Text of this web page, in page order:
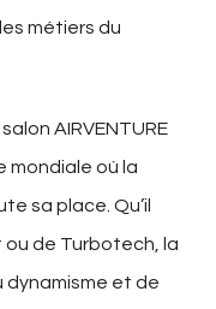
métiers du
AIRVENTURE
mondiale où la
sa place. Qu’il
ou de Turbotech, la
et de